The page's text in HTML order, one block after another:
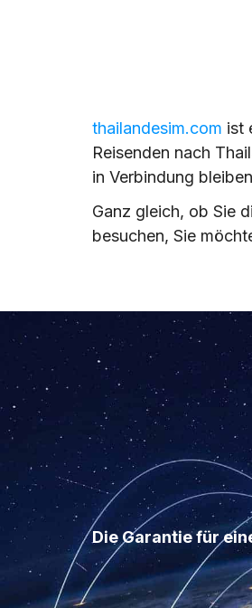
thailandesim.com ist
Reisenden nach
in Verbindung
Ganz gleich, ob Sie
besuchen, Sie
Die Garantie für